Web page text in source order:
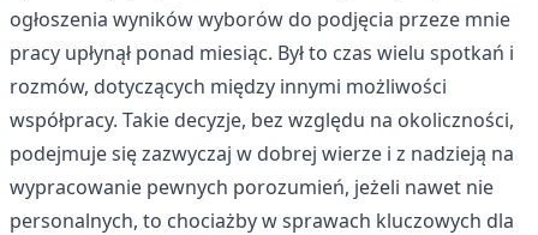
ogłoszenia wyników wyborów do podjęcia przeze mnie
pracy upłynął ponad miesiąc. Był to czas wielu spotkań i
rozmów, dotyczących między innymi możliwości
współpracy. Takie decyzje, bez względu na okoliczności,
podejmuje się zazwyczaj w dobrej wierze i z nadzieją na
wypracowanie pewnych porozumień, jeżeli nawet nie
personalnych, to chociażby w sprawach kluczowych dla